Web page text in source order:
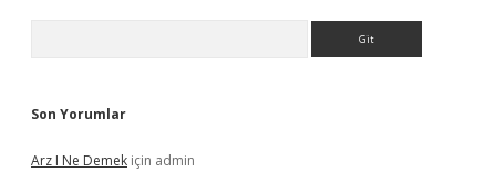
Son Yorumlar
Arz I Ne Demek için admin